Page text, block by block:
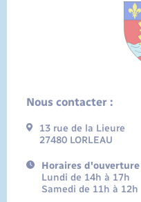
Nous contacter :
13 rue de la Lieure
27480 LORLEAU
Horaires d'ouverture
Lundi de 14h à 17h
Samedi de 11h à 12h